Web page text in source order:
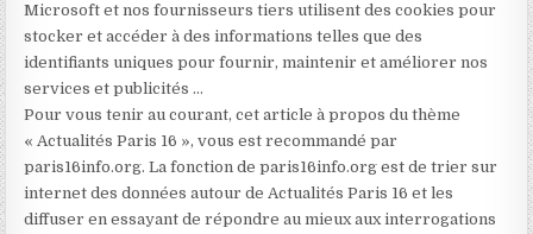
Microsoft et nos fournisseurs tiers utilisent des cookies pour
stocker et accéder à des informations telles que des
identifiants uniques pour fournir, maintenir et améliorer nos
services et publicités …
Pour vous tenir au courant, cet article à propos du thème
« Actualités Paris 16 », vous est recommandé par
paris16info.org. La fonction de paris16info.org est de trier sur
internet des données autour de Actualités Paris 16 et les
diffuser en essayant de répondre au mieux aux interrogations